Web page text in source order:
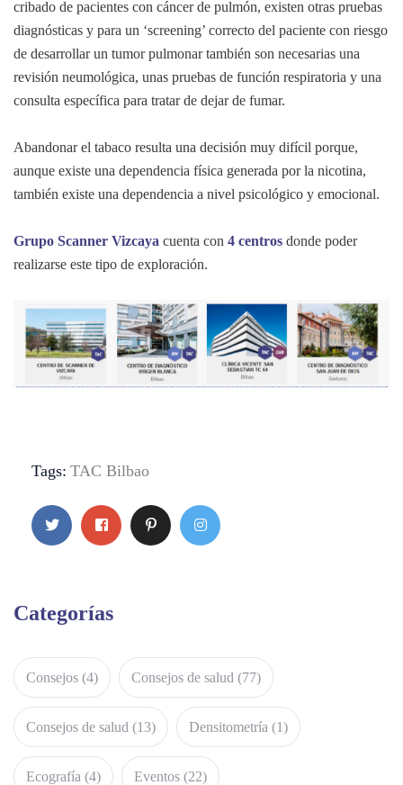
cribado de pacientes con cáncer de pulmón, existen otras pruebas
diagnósticas y para un ‘screening’ correcto del paciente con riesgo
de desarrollar un tumor pulmonar también son necesarias una
revisión neumológica, unas pruebas de función respiratoria y una
consulta específica para tratar de dejar de fumar.
Abandonar el tabaco resulta una decisión muy difícil porque,
aunque existe una dependencia física generada por la nicotina,
también existe una dependencia a nivel psicológico y emocional.
Grupo Scanner Vizcaya cuenta con 4 centros donde poder
realizarse este tipo de exploración.
Tags: TAC Bilbao
Categorías
Consejos (4) Consejos de salud (77)
Consejos de salud (13) Densitometría (1)
Ecografía (4) Eventos (22)